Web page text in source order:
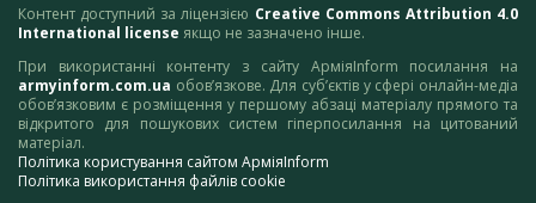
Контент доступний за ліцензією Creative Commons Attribution 4.0
International license якщо не зазначено інше.
При використанні контенту з сайту АрміяInform посилання на
armyinform.com.ua обов’язкове. Для суб’єктів у сфері онлайн-медіа
обов’язковим є розміщення у першому абзаці матеріалу прямого та
відкритого для пошукових систем гіперпосилання на цитований
матеріал.
Політика користування сайтом АрміяInform
Політика використання файлів cookie